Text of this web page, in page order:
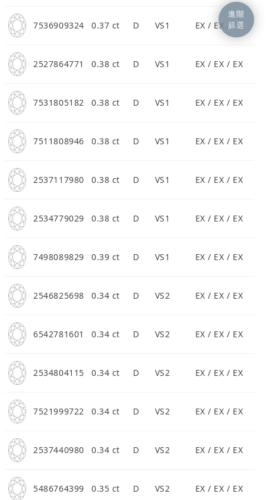
進階
篩選
7536909324 0.37 ct D VS1 EX / EX / EX
2527864771 0.38 ct D VS1 EX / EX / EX
7531805182 0.38 ct D VS1 EX / EX / EX
7511808946 0.38 ct D VS1 EX / EX / EX
2537117980 0.38 ct D VS1 EX / EX / EX
2534779029 0.38 ct D VS1 EX / EX / EX
7498089829 0.39 ct D VS1 EX / EX / EX
2546825698 0.34 ct D VS2 EX / EX / EX
6542781601 0.34 ct D VS2 EX / EX / EX
2534804115 0.34 ct D VS2 EX / EX / EX
7521999722 0.34 ct D VS2 EX / EX / EX
2537440980 0.34 ct D VS2 EX / EX / EX
5486764399 0.35 ct D VS2 EX / EX / EX